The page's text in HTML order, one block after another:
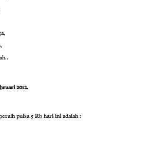
2012.
pulsa 5 Rb hari ini adalah :